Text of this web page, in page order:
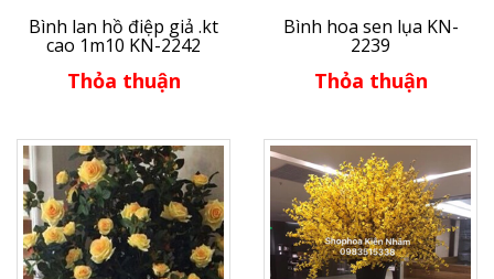
Bình lan hồ điệp giả .kt
cao 1m10 KN-2242
Thỏa thuận
Bình hoa sen lụa KN-
2239
Thỏa thuận